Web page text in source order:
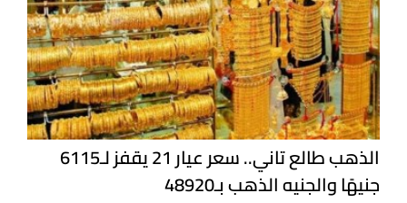
الذهب طالع تاني.. سعر عيار 21 يقفز لـ6115
جنيهًا والجنيه الذهب بـ48920